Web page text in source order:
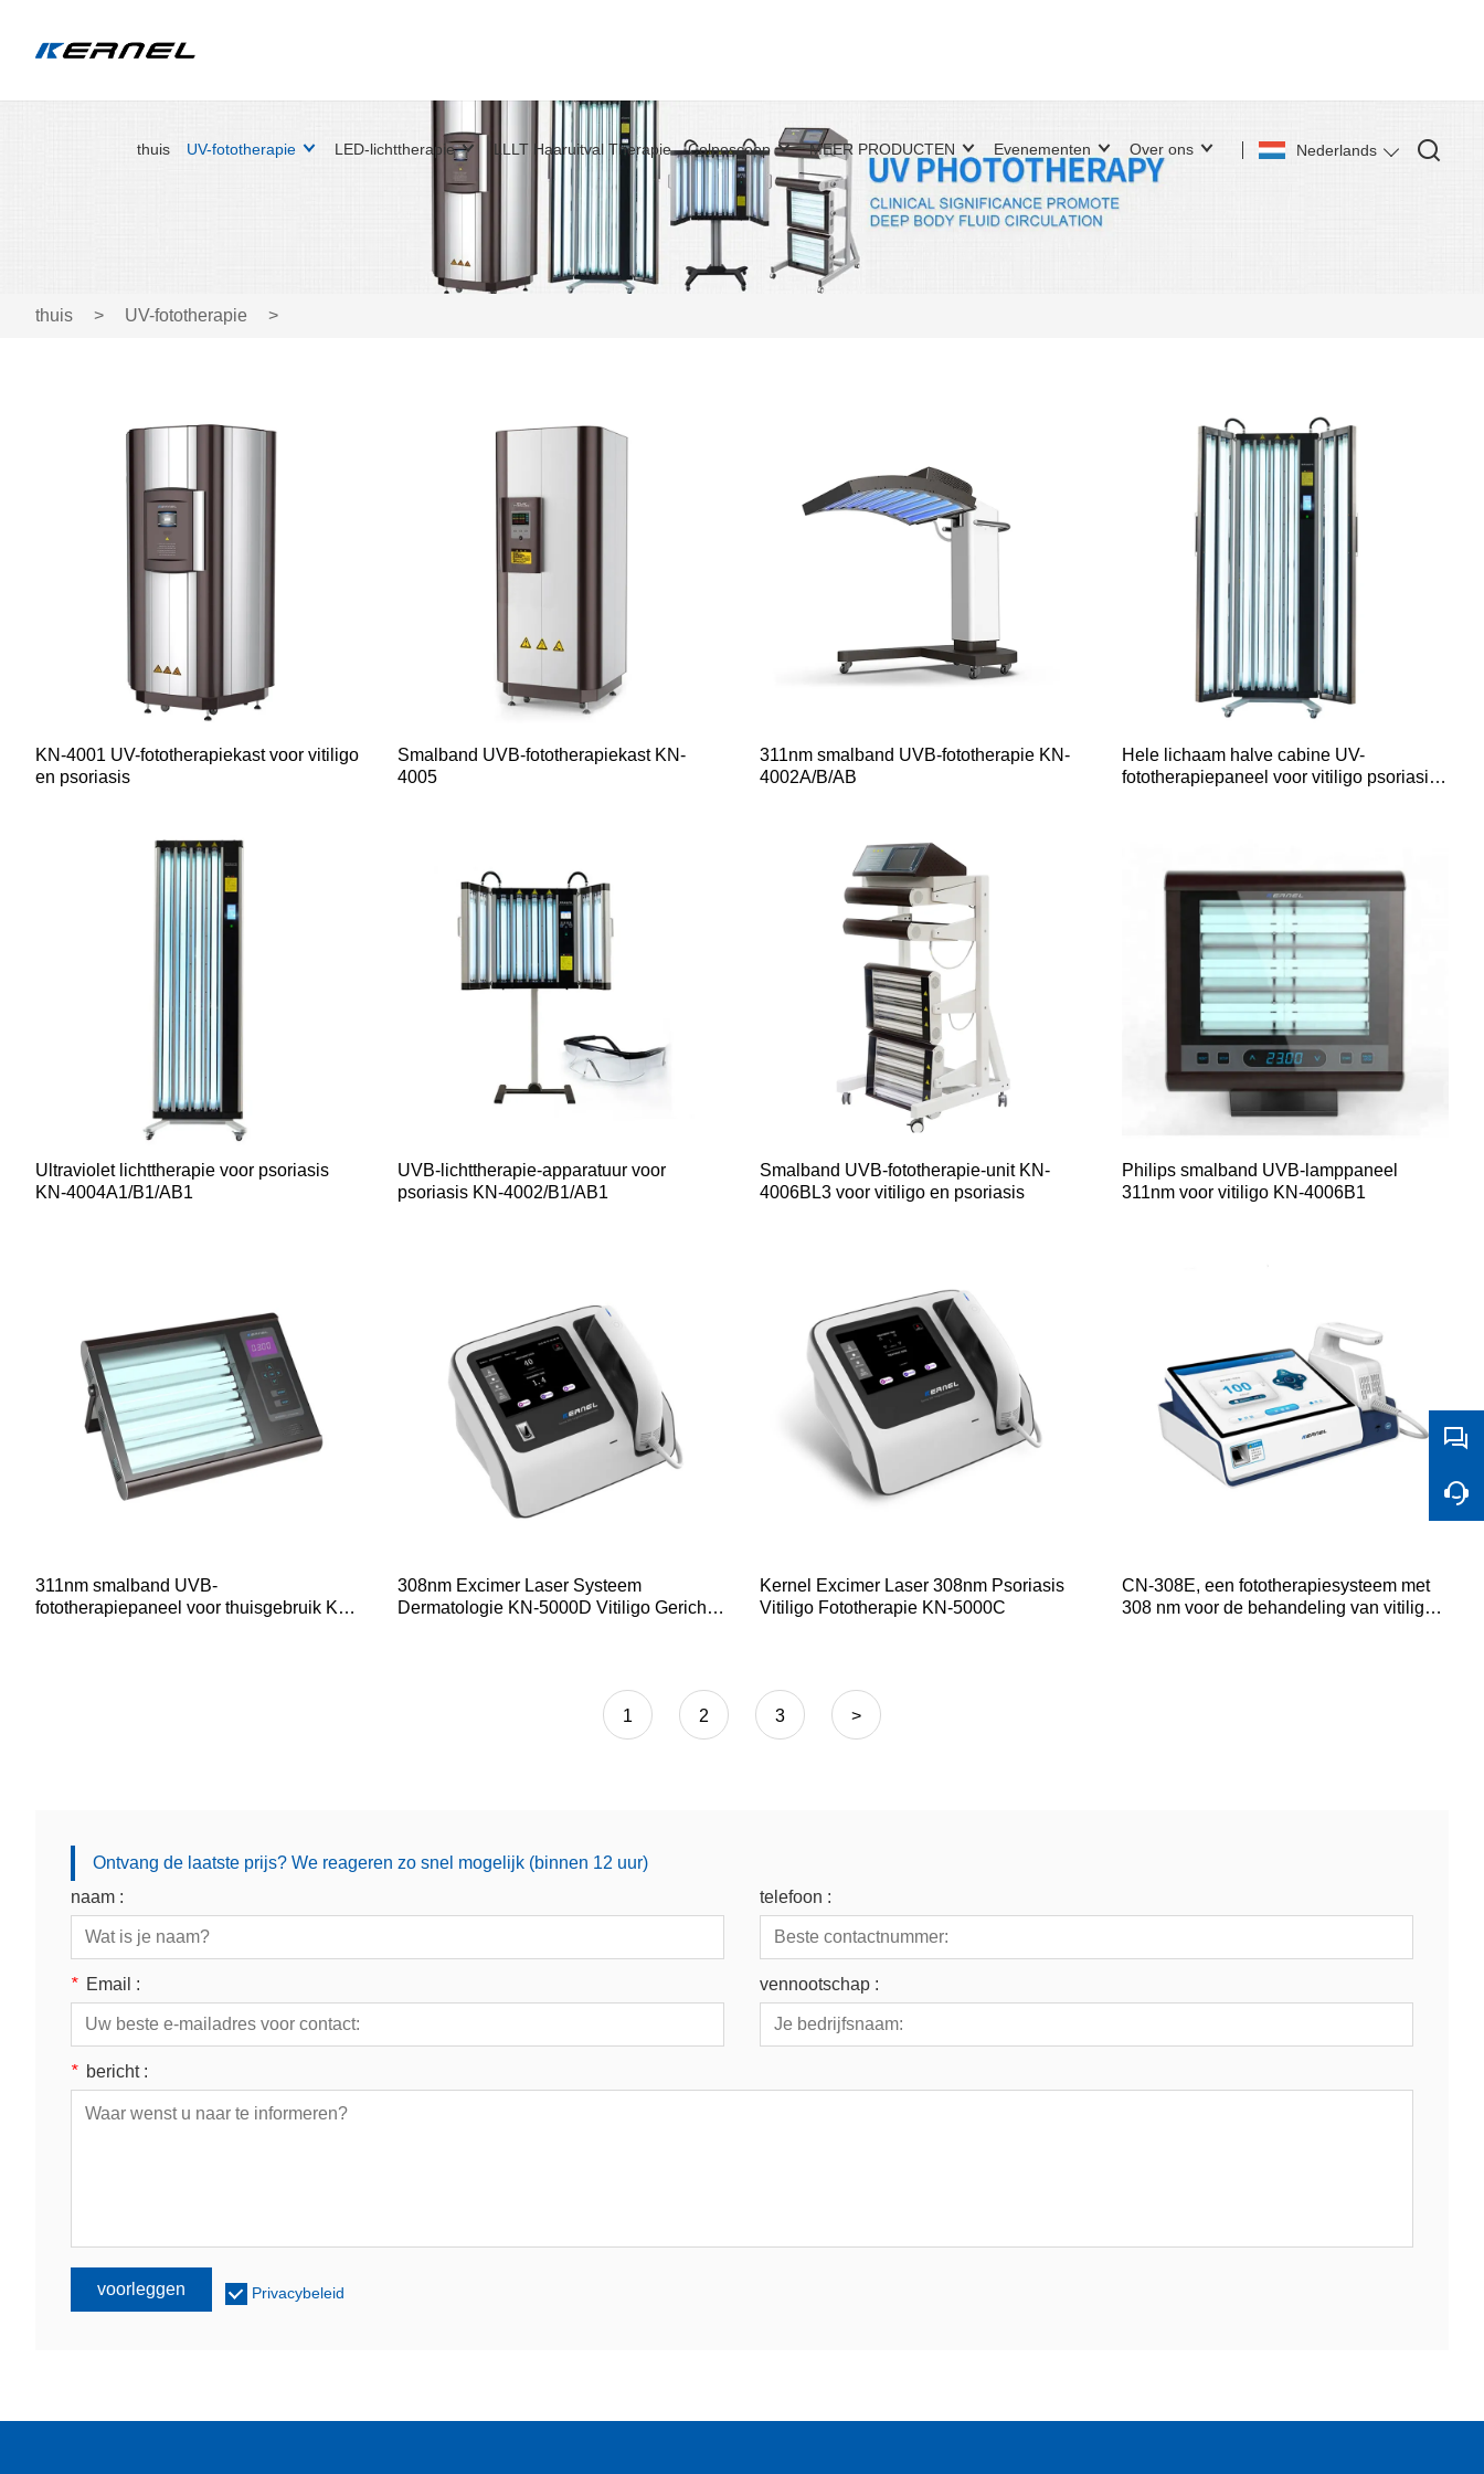
Nederlands
thuis UV-fototherapie LED-lichttherapie LLLT Haaruitval Therapie Colposcoop MEER PRODUCTEN Evenementen Over ons
thuis > UV-fototherapie >
KN-4001 UV-fototherapiekast voor vitiligo
en psoriasis
Smalband UVB-fototherapiekast KN-
4005
311nm smalband UVB-fototherapie KN-
4002A/B/AB
Hele lichaam halve cabine UV-
fototherapiepaneel voor vitiligo psoriasis
Ultraviolet lichttherapie voor psoriasis
KN-4004A1/B1/AB1
UVB-lichttherapie-apparatuur voor
psoriasis KN-4002/B1/AB1
Smalband UVB-fototherapie-unit KN-
4006BL3 voor vitiligo en psoriasis
Philips smalband UVB-lamppaneel
311nm voor vitiligo KN-4006B1
311nm smalband UVB-
fototherapiepaneel voor thuisgebruik KN-
308nm Excimer Laser Systeem
Dermatologie KN-5000D Vitiligo Gerichte
Kernel Excimer Laser 308nm Psoriasis
Vitiligo Fototherapie KN-5000C
CN-308E, een fototherapiesysteem met
308 nm voor de behandeling van vitiligo
1 2 3 >
Ontvang de laatste prijs? We reageren zo snel mogelijk (binnen 12 uur)
naam :
telefoon :
* Email : vennootschap :
* bericht :
voorleggen Privacybeleid